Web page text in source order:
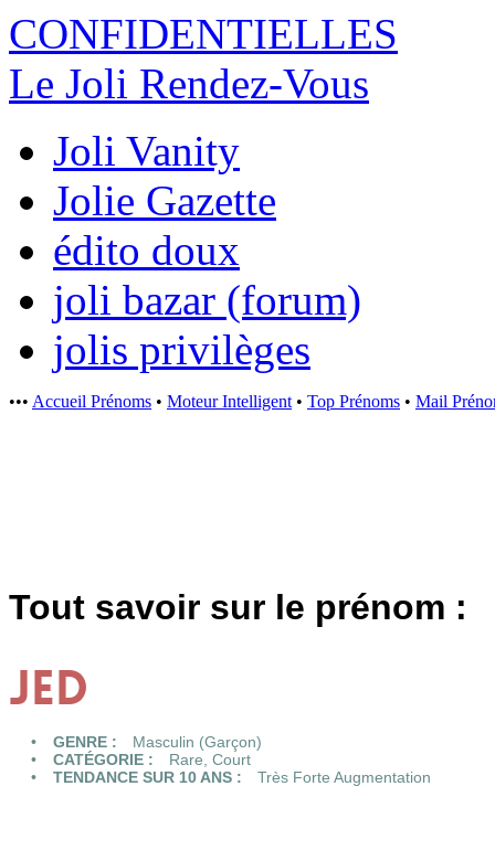
CONFIDENTIELLES
Le Joli Rendez-Vous
Joli Vanity
Jolie Gazette
édito doux
joli bazar (forum)
jolis privilèges
••• Accueil Prénoms • Moteur Intelligent • Top Prénoms • Mail
Tout savoir sur le prénom :
JED
GENRE :
Masculin (Garçon)
CATÉGORIE :
Rare Court
TENDANCE SUR 10 ANS :
Très Forte Augmentation